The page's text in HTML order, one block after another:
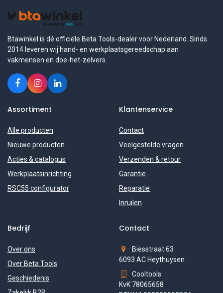
Btawinkel is dé officiële Beta Tools-dealer voor Nederland. Sinds
2014 leveren wij hand- en werkplaatsgereedschap aan
vakmensen en doe-het-zelvers.
Assortiment
Alle producten
Nieuwe producten
Acties & catalogus
Werkplaatsinrichting
RSC55 configurator
Klantenservice
Contact
Veelgestelde vragen
Verzenden & retour
Garantie
Reparatie
Inruilen
Bedrijf
Over ons
Over Beta Tools
Geschiedenis
Contact
Biesstraat 63
6093 AC Heythuysen
Cooltools
KvK 78065658